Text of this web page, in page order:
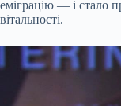
еміграцію — і стало
вітальності.